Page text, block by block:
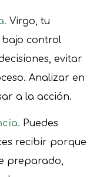
Virgo, tu
bajo control
evitar
Analizar en
a la acción.
Puedes
recibir porque
preparado,